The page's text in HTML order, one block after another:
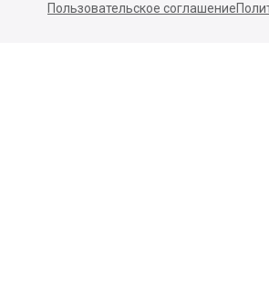
Пользовательское соглашение